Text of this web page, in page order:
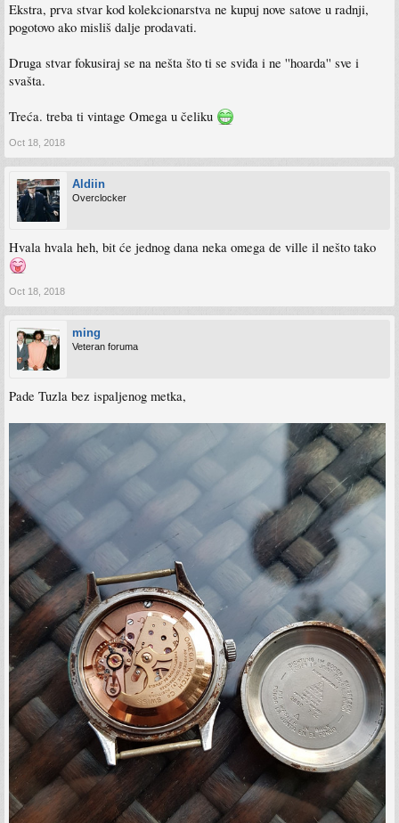
Ekstra, prva stvar kod kolekcionarstva ne kupuj nove satove u radnji,
pogotovo ako misliš dalje prodavati.
Druga stvar fokusiraj se na nešta što ti se sviđa i ne ''hoarda'' sve i
svašta.
Treća. treba ti vintage Omega u čeliku
Oct 18, 2018
Aldiin
Overclocker
Hvala hvala heh, bit će jednog dana neka omega de ville il nešto tako
Oct 18, 2018
ming
Veteran foruma
Pade Tuzla bez ispaljenog metka,